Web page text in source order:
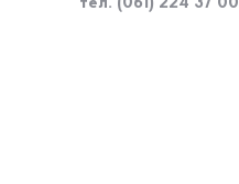
тел. (061) 224 37 00